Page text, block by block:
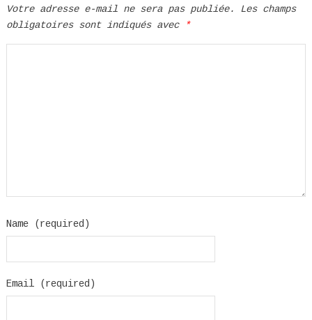
Votre adresse e-mail ne sera pas publiée.
Les champs
obligatoires sont indiqués avec
*
Name (required)
Email (required)